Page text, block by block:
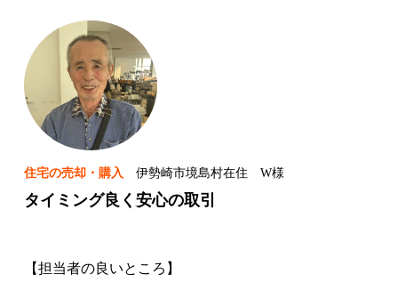
住宅の売却・購入 伊勢崎市境島村在住 W様
タイミング良く安心の取引
【担当者の良いところ】